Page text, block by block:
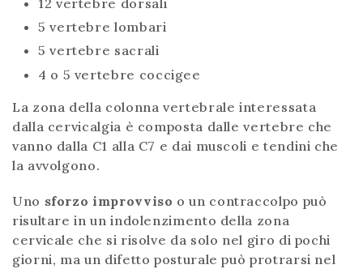
5 vertebre lombari
5 vertebre sacrali
4 o 5 vertebre coccigee
La zona della colonna vertebrale interessata
dalla cervicalgia è composta dalle vertebre che
vanno dalla C1 alla C7 e dai muscoli e tendini che
la avvolgono.
Uno sforzo improvviso o un contraccolpo può
risultare in un indolenzimento della zona
cervicale che si risolve da solo nel giro di pochi
giorni, ma un difetto posturale può protrarsi nel